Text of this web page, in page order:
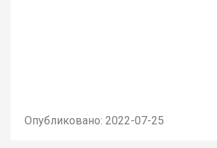
Опубликовано: 2022-07-25